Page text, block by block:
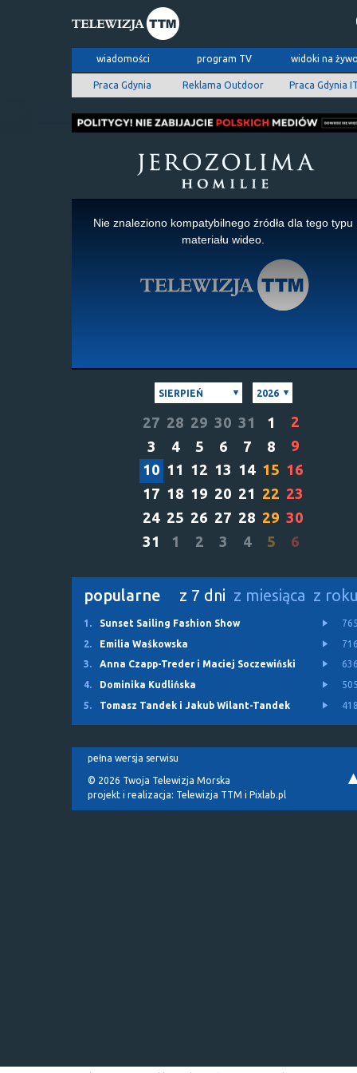
wiadomości program TV widoki na
Praca Gdynia Reklama Outdoor Praca Gdynia
Nie znaleziono kompatybilnego źródła dla tego typu
materiału wideo.
SIERPIEŃ 2026
27 28 29 30 31 1
2
3
4 5 6 7 8
9
10 11 12 13 14 15 16
17 18 19 20 21 22 23
24 25 26 27 28 29 30
31
1 2 3 4 5 6
popularne z 7 dni z miesiąca z
1. Sunset Sailing Fashion Show
2.
Emilia Waśkowska
3.
Anna Czapp-Treder i Maciej Soczewiński
4.
Dominika Kudlińska
5.
Tomasz Tandek i Jakub Wilant-Tandek
pełna wersja serwisu
© 2026 Twoja Telewizja Morska
projekt i realizacja: Telewizja TTM i Pixlab.pl